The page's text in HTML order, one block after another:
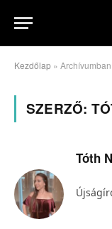
Kezdőlap »
SZERZŐ:
Tóth